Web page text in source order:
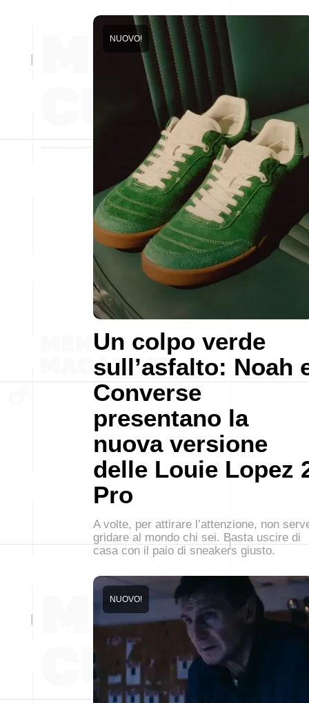
Un colpo verde
sull’asfalto: Noah
Converse
presentano la
nuova versione
delle Louie Lopez
Pro
NUOVO!
A volte, per attirare l’attenzione, non
gridare al mondo chi sei. Basta uscire di
casa con il paio di sneakers giusto.
NUOVO!